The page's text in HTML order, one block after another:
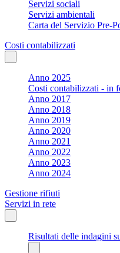
Servizi sociali
Servizi ambientali
Carta del Servizio Pre-
Costi contabilizzati
Anno 2025
Costi contabilizzati - in
Anno 2017
Anno 2018
Anno 2019
Anno 2020
Anno 2021
Anno 2022
Anno 2023
Anno 2024
Gestione rifiuti
Servizi in rete
Risultati delle indagini